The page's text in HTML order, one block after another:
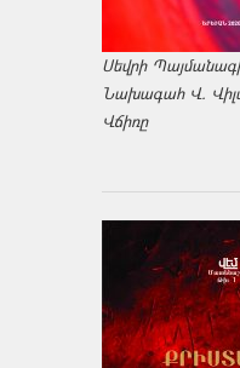
Սեվրի
Նախագահ Վ.
Վճիռը